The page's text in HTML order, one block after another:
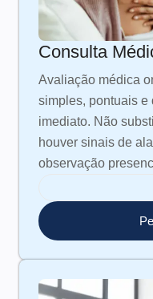
Consulta
Avaliação médica
simples, pontuais e
imediato. Não
houver sinais de
observação